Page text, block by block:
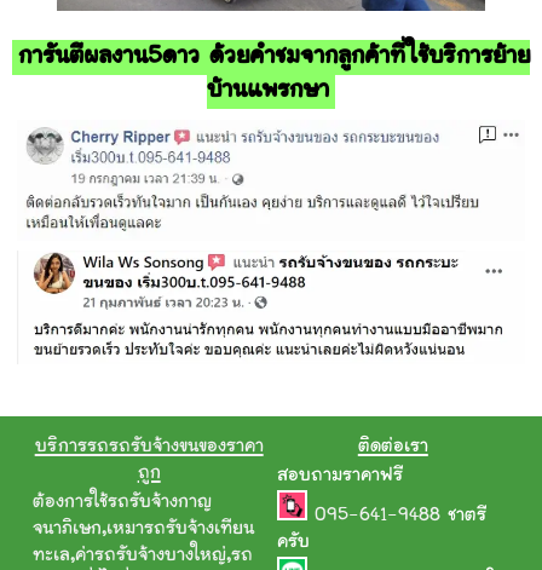
การันตีผลงาน5ดาว ด้วยคำชมจากลูกค้าที่ใช้บริการย้าย
บ้านแพรกษา
บริการรถรถรับจ้างขนของราคา
ถูก
ต้องการใช้รถรับจ้างกาญ
จนาภิเษก,เหมารถรับจ้างเทียน
ทะเล,ค่ารถรับจ้างบางใหญ่,รถ
ติดต่อเรา
สอบถามราคาฟรี
095-641-9488 ชาตรี
ครับ